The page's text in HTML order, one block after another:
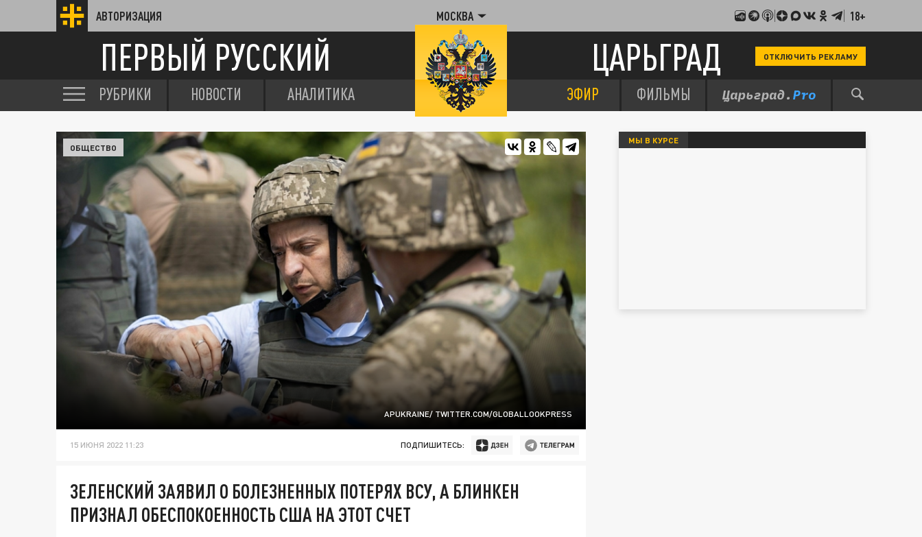
АВТОРИЗАЦИЯ МОСКВА 18+
ПЕРВЫЙ РУССКИЙ ЦАРЬГРАД ОТКЛЮЧИТЬ РЕКЛАМУ
РУБРИКИ НОВОСТИ АНАЛИТИКА ЭФИР ФИЛЬМЫ
APUKRAINE/ TWITTER.COM/GLOBALLOOKPRESS
ОБЩЕСТВО
15 ИЮНЯ 2022 11:23 ПОДПИШИТЕСЬ:
ЗЕЛЕНСКИЙ ЗАЯВИЛ О БОЛЕЗНЕННЫХ ПОТЕРЯХ ВСУ, А БЛИНКЕН
ПРИЗНАЛ ОБЕСПОКОЕННОСТЬ США НА ЭТОТ СЧЕТ
МЫ В КУРСЕ